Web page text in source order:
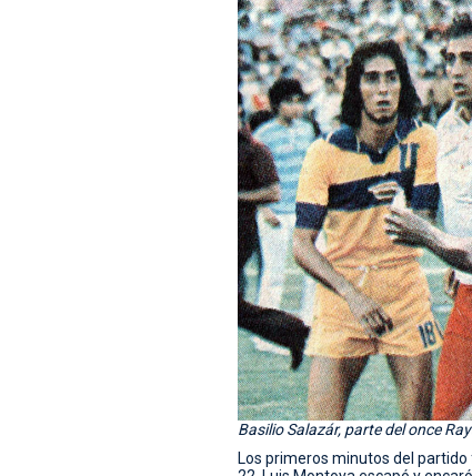
Basilio Salazár, parte del once
Los primeros minutos del